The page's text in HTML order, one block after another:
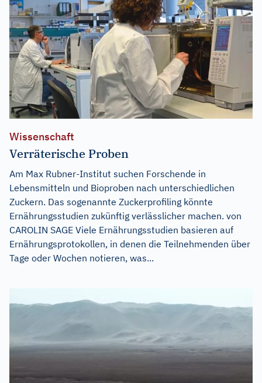
Wissenschaft
Verräterische Proben
Am Max Rubner-Institut suchen Forschende in
Lebensmitteln und Bioproben nach unterschiedlichen
Zuckern. Das sogenannte Zuckerprofiling könnte
Ernährungsstudien zukünftig verlässlicher machen. von
CAROLIN SAGE Viele Ernährungsstudien basieren auf
Ernährungsprotokollen, in denen die Teilnehmenden über
Tage oder Wochen notieren, was...